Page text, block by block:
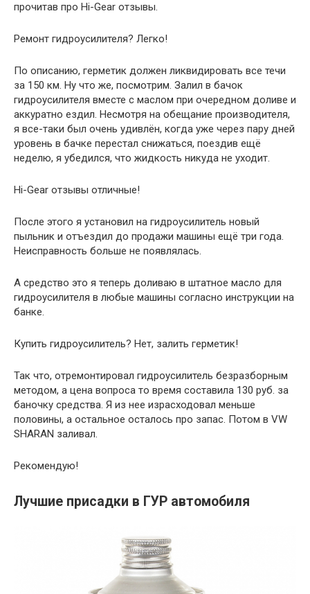
прочитав про Hi-Gear отзывы.
Ремонт гидроусилителя? Легко!
По описанию, герметик должен ликвидировать все течи
за 150 км. Ну что же, посмотрим. Залил в бачок
гидроусилителя вместе с маслом при очередном доливе и
аккуратно ездил. Несмотря на обещание производителя,
я все-таки был очень удивлён, когда уже через пару дней
уровень в бачке перестал снижаться, поездив ещё
неделю, я убедился, что жидкость никуда не уходит.
Hi-Gear отзывы отличные!
После этого я установил на гидроусилитель новый
пыльник и отъездил до продажи машины ещё три года.
Неисправность больше не появлялась.
А средство это я теперь доливаю в штатное масло для
гидроусилителя в любые машины согласно инструкции на
банке.
Купить гидроусилитель? Нет, залить герметик!
Так что, отремонтировал гидроусилитель безразборным
методом, а цена вопроса то время составила 130 руб. за
баночку средства. Я из нее израсходовал меньше
половины, а остальное осталось про запас. Потом в VW
SHARAN заливал.
Рекомендую!
Лучшие присадки в ГУР автомобиля